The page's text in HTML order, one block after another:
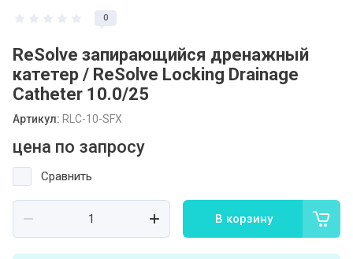
0
ReSolve запирающийся дренажный
катетер / ReSolve Locking Drainage
Catheter 10.0/25
Артикул: RLC-10-SFX
цена по запросу
Сравнить
В корзину